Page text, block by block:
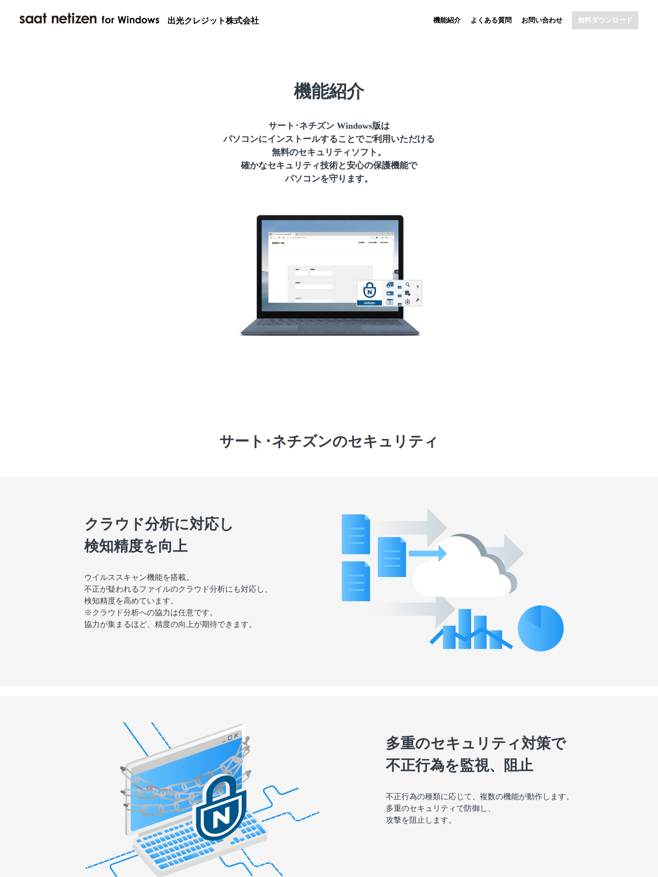
出光クレジット株式会社 機能紹介 よくある質問 お問い合わせ 無料ダウンロード
機能紹介
サート･ネチズン Windows版は
パソコンにインストールすることでご利用いただける
無料のセキュリティソフト。
確かなセキュリティ技術と安心の保護機能で
パソコンを守ります。
サート･ネチズンのセキュリティ
クラウド分析に対応し
検知精度を向上
ウイルススキャン機能を搭載。
不正が疑われるファイルのクラウド分析にも対応し、
検知精度を高めています。
※クラウド分析への協力は任意です。
協力が集まるほど、精度の向上が期待できます。
多重のセキュリティ対策で
不正行為を監視、阻止
不正行為の種類に応じて、 複数の機能が動作します。
多重のセキュリティで防御し、
攻撃を阻止します。